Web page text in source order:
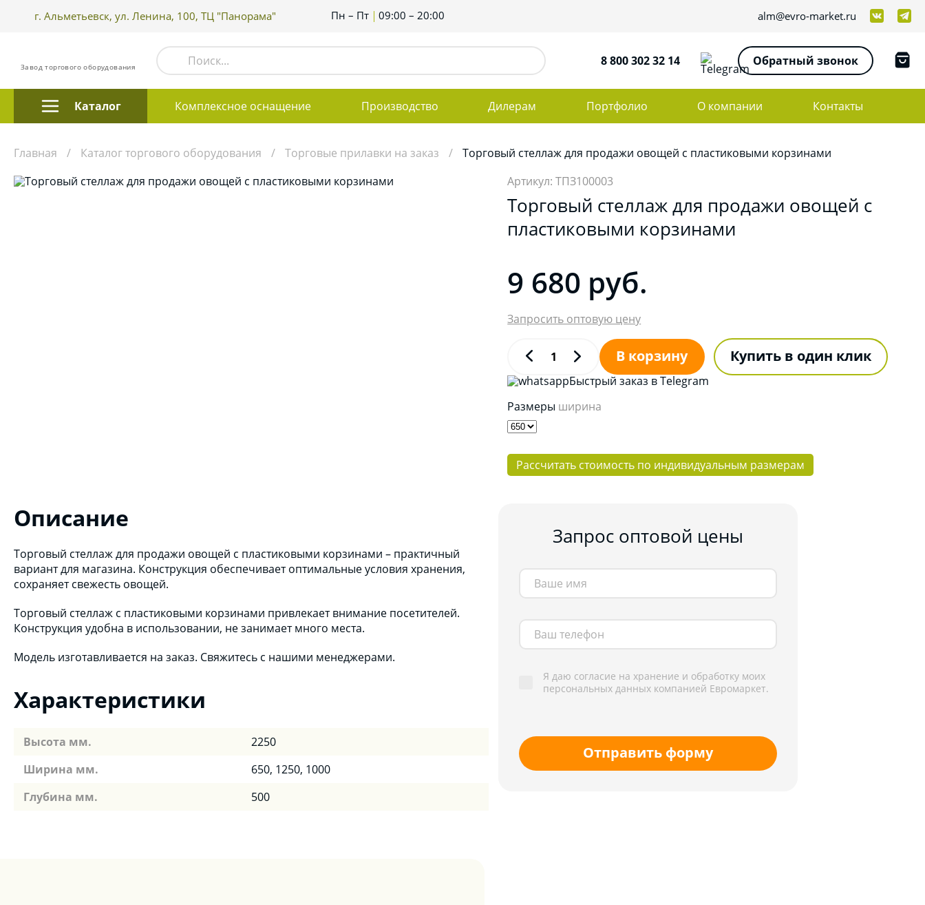
г. Альметьевск, ул. Ленина, 100, ТЦ "Панорама" Пн – Пт 09:00 – 20:00 alm@evro-market.ru
Завод торгового оборудования 8 800 302 32 14 Обратный звонок
Каталог Комплексное оснащение Производство Дилерам Портфолио О компании Контакты
Главная Каталог торгового оборудования Торговые прилавки на заказ
Торговый стеллаж для продажи овощей с пластиковыми корзинами
Артикул: ТПЗ100003
Торговый стеллаж для продажи овощей с
пластиковыми корзинами
9 680 руб.
Запросить оптовую цену
В корзину Купить в один клик
Быстрый заказ в Telegram
Размеры ширина
Рассчитать стоимость по индивидуальным размерам
Описание
Торговый стеллаж для продажи овощей с пластиковыми корзинами – практичный
вариант для магазина. Конструкция обеспечивает оптимальные условия хранения,
сохраняет свежесть овощей.
Торговый стеллаж с пластиковыми корзинами привлекает внимание посетителей.
Конструкция удобна в использовании, не занимает много места.
Модель изготавливается на заказ. Свяжитесь с нашими менеджерами.
Характеристики
Высота мм.
2250
Ширина мм.
650, 1250, 1000
Глубина мм.
500
Запрос оптовой цены
Я даю согласие на хранение и обработку моих
персональных данных компанией Евромаркет.
Отправить форму